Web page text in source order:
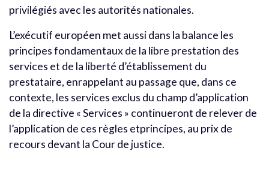
privilégiés avec les autorités nationales.
L’exécutif européen met aussi dans la balance les
principes fondamentaux de la libre prestation des
services et de la liberté d’établissement du
prestataire, enrappelant au passage que, dans ce
contexte, les services exclus du champ d’application
de la directive « Services » continueront de relever de
l’application de ces règles etprincipes, au prix de
recours devant la Cour de justice.